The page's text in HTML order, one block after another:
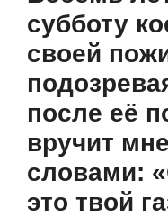
субботу
своей
после её
вручит
словами:
это твой